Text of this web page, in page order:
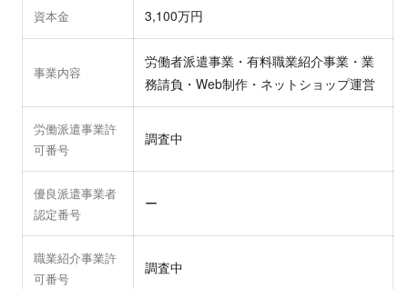
資本金 3,100万円
事業内容
労働者派遣事業・有料職業紹介事業・業
務請負・Web制作・ネットショップ運営
労働派遣事業許
可番号
調査中
優良派遣事業者
認定番号
ー
職業紹介事業許
可番号
調査中